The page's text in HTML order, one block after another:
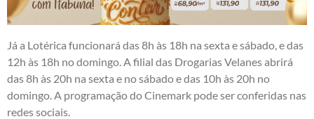
Já a Lotérica funcionará das 8h às 18h na sexta e sábado, e das
12h às 18h no domingo. A filial das Drogarias Velanes abrirá
das 8h às 20h na sexta e no sábado e das 10h às 20h no
domingo. A programação do Cinemark pode ser conferidas nas
redes sociais.